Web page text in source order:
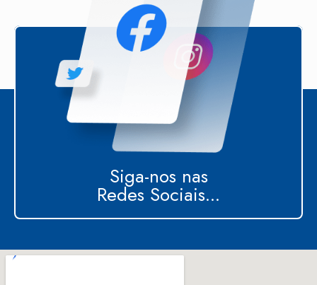
Siga-nos nas
Redes Sociais...